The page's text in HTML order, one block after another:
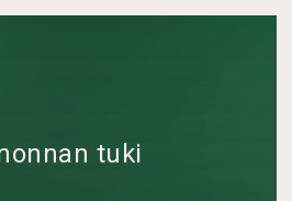
tuki